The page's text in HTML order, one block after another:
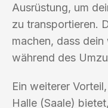
Ausrüstung, um
zu transportieren.
machen, dass
während des
Ein weiterer
Halle (Saale)